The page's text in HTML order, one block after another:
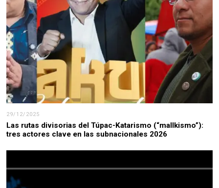
29/12/2025
Las rutas divisorias del Túpac-Katarismo (“mallkismo”):
tres actores clave en las subnacionales 2026